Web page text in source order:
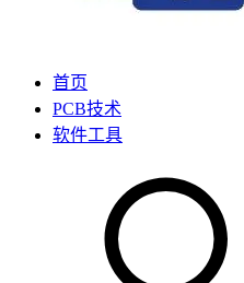
首页
PCB技术
软件工具